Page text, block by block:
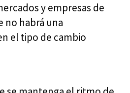
y empresas de
no habrá una
el tipo de cambio